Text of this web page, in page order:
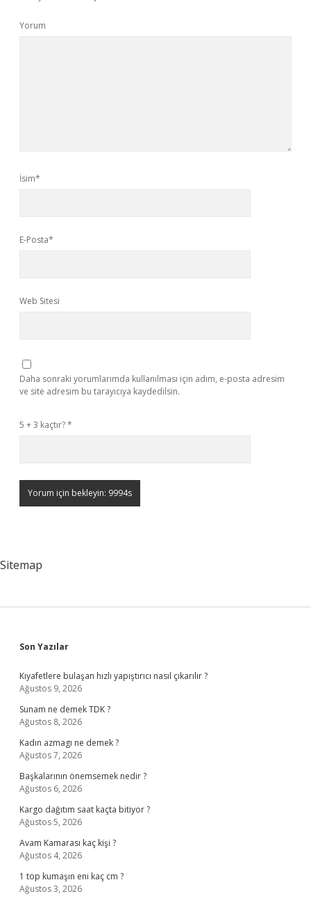
Yorum
İsim*
E-Posta*
Web Sitesi
Daha sonraki yorumlarımda kullanılması için adım, e-posta adresim
ve site adresim bu tarayıcıya kaydedilsin.
5 + 3 kaçtır?*
Sitemap
Sidebar
Son Yazılar
Kıyafetlere bulaşan hızlı yapıştırıcı nasıl çıkarılır ?
Ağustos 9, 2026
Sunam ne demek TDK ?
Ağustos 8, 2026
Kadın azmagı ne demek ?
Ağustos 7, 2026
Başkalarının önemsemek nedir ?
Ağustos 6, 2026
Kargo dağıtım saat kaçta bitiyor ?
Ağustos 5, 2026
Avam Kamarası kaç kişi ?
Ağustos 4, 2026
1 top kumaşın eni kaç cm ?
Ağustos 3, 2026